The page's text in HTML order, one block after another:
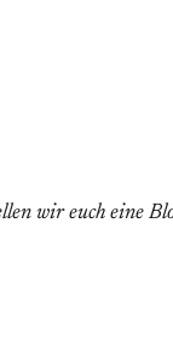
wir euch eine